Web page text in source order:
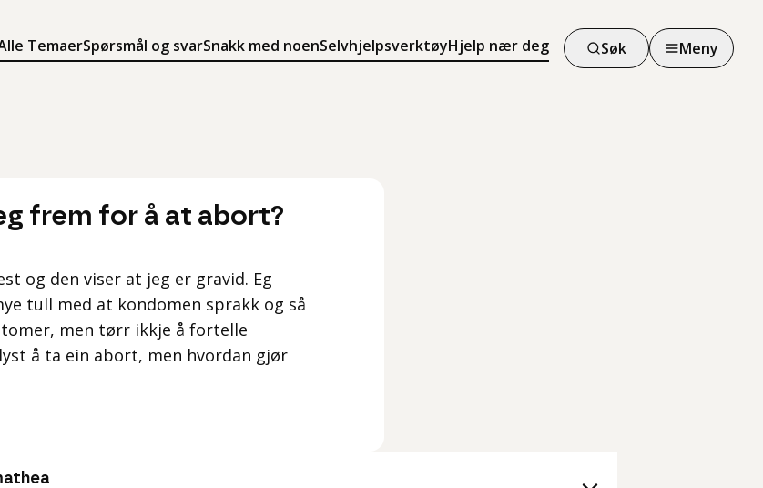
TemaerSpørsmål og svarSnakk med noenSelvhjelpsverktøyHjelp nær deg Søk Meny
frem for å at abort?
og den viser at jeg er gravid. Eg
tull med at kondomen sprakk og så
men tørr ikkje å fortelle
å ta ein abort, men hvordan gjør